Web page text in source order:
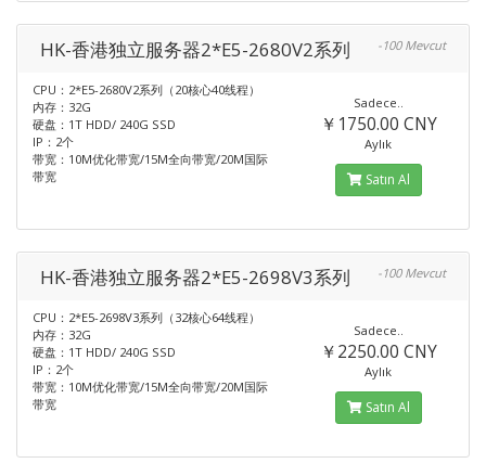
HK-香港独立服务器2*E5-2680V2系列 -100 Mevcut
CPU：2*E5-2680V2系列（20核心40线程）
内存：32G
硬盘：1T HDD/ 240G SSD
IP：2个
带宽：10M优化带宽/15M全向带宽/20M国际
带宽
Sadece..
￥1750.00 CNY
Aylık
Satın Al
HK-香港独立服务器2*E5-2698V3系列 -100 Mevcut
CPU：2*E5-2698V3系列（32核心64线程）
内存：32G
硬盘：1T HDD/ 240G SSD
IP：2个
带宽：10M优化带宽/15M全向带宽/20M国际
带宽
Sadece..
￥2250.00 CNY
Aylık
Satın Al